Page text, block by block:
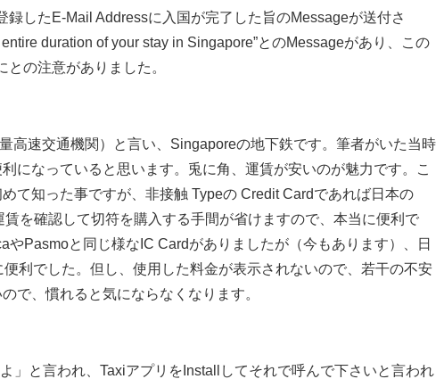
録したE-Mail Addressに入国が完了した旨のMessageが送付さ
duration of your stay in Singapore”とのMessageがあり、この
の注意がありました。
高速交通機関）と言い、Singaporeの地下鉄です。筆者がいた当時
になっていると思います。兎に角、運賃が安いのが魅力です。こ
て知った事ですが、非接触 Typeの Credit Cardであれば日本の
を確認して切符を購入する手間が省けますので、本当に便利で
Pasmoと同じ様なIC Cardがありましたが（今もあります）、日
利でした。但し、使用した料金が表示されないので、若干の不安
で、慣れると気にならなくなります。
」と言われ、TaxiアプリをInstallしてそれで呼んで下さいと言われ